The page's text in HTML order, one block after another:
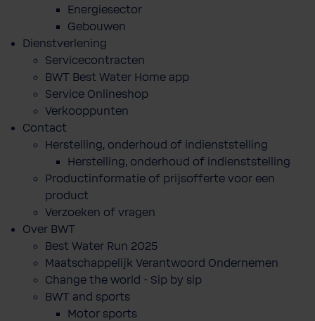
Energiesector
Gebouwen
Dienstverlening
Servicecontracten
BWT Best Water Home app
Service Onlineshop
Verkooppunten
Contact
Herstelling, onderhoud of indienststelling
Herstelling, onderhoud of indienststelling
Productinformatie of prijsofferte voor een
product
Verzoeken of vragen
Over BWT
Best Water Run 2025
Maatschappelijk Verantwoord Ondernemen
Change the world - Sip by sip
BWT and sports
Motor sports